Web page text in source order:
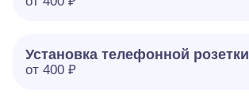
Установка телефонной розетки
от 400 ₽